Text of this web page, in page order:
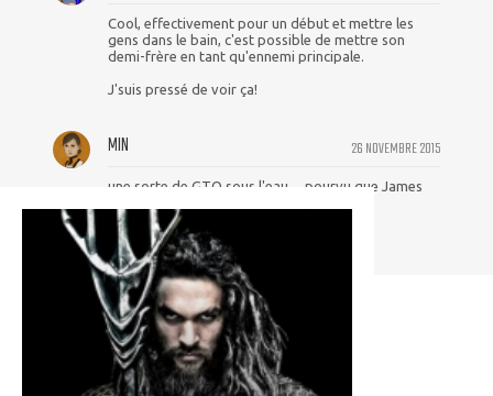
Cool, effectivement pour un début et mettre les
gens dans le bain, c'est possible de mettre son
demi-frère en tant qu'ennemi principale.
J'suis pressé de voir ça!
26 NOVEMBRE 2015
MIN
une sorte de GTO sous l'eau ....pourvu que James